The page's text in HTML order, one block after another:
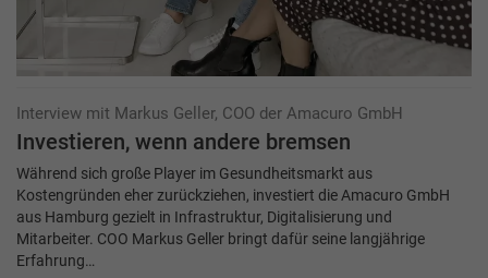
Interview mit Markus Geller, COO der Amacuro GmbH
Investieren, wenn andere bremsen
Während sich große Player im Gesundheitsmarkt aus
Kostengründen eher zurückziehen, investiert die Amacuro GmbH
aus Hamburg gezielt in Infrastruktur, Digitalisierung und
Mitarbeiter. COO Markus Geller bringt dafür seine langjährige
Erfahrung…